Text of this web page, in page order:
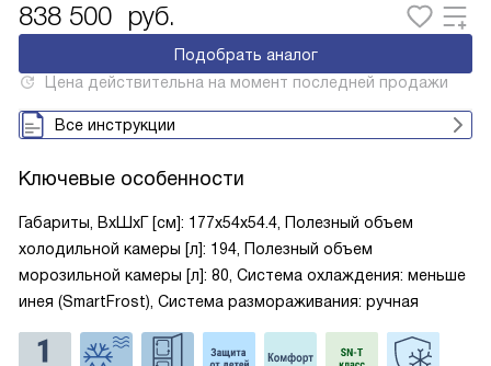
838 500 руб.
Подобрать аналог
Цена действительна на момент последней продажи
Все инструкции
Ключевые особенности
Габариты, ВxШxГ [см]: 177x54x54.4, Полезный объем
холодильной камеры [л]: 194, Полезный объем
морозильной камеры [л]: 80, Система охлаждения: меньше
инея (SmartFrost), Система размораживания: ручная